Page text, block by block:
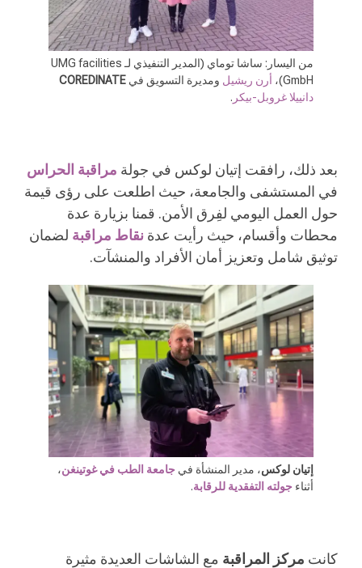
من اليسار: ساشا توماي (المدير التنفيذي لـ UMG facilities
GmbH)،
أرن ريشيل ومديرة التسويق في COREDINATE
دانييلا غروبل-بيكر .
بعد ذلك، رافقت إتيان لوكس في جولة مراقبة الحراس
في المستشفى والجامعة، حيث اطلعت على رؤى قيمة
حول العمل اليومي لفِرق الأمن. قمنا بزيارة عدة
محطات وأقسام، حيث رأيت عدة نقاط مراقبة لضمان
توثيق شامل وتعزيز أمان الأفراد والمنشآت.
إتيان لوكس، مدير المنشأة في جامعة الطب في غوتينغن،
أثناء جولته التفقدية للرقابة.
كانت مركز المراقبة مع الشاشات العديدة مثيرة